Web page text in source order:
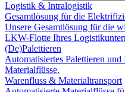
Logistik & Intralogistik
Gesamtlösung für die
Unsere Gesamtlösung für die
LKW-Flotte Ihres
(De)Palettieren
Automatisiertes Palettieren
Materialflüsse.
Warenfluss & Materialtransport